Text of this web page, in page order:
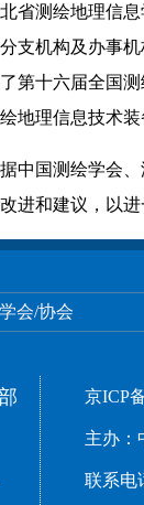
省测绘地理信
支机构及办事
第十六届全国
地理信息技术
中国测绘学会
进和建议，以
学会/协会
京ICP
主办：
联系电